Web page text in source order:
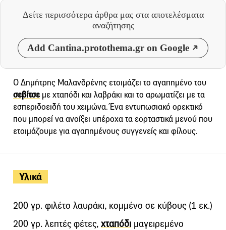
Δείτε περισσότερα άρθρα μας στα αποτελέσματα
αναζήτησης
Add Cantina.protothema.gr on Google
Υλικά
200 γρ. φιλέτο λαυράκι, κομμένο σε κύβους (1 εκ.)
200 γρ. λεπτές φέτες, χταπόδι μαγειρεμένο
Ο Δημήτρης Μαλανδρένης ετοιμάζει το αγαπημένο του
σεβίτσεμε χταπόδι και λαβράκι και το αρωματίζει με τα
εσπεριδοειδή του χειμώνα. Ένα εντυπωσιακό ορεκτικό
που μπορεί να ανοίξει υπέροχα τα εορταστικά μενού που
ετοιμάζουμε για αγαπημένους συγγενείς και φίλους.